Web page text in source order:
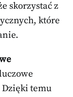
skorzystać z
które
temu